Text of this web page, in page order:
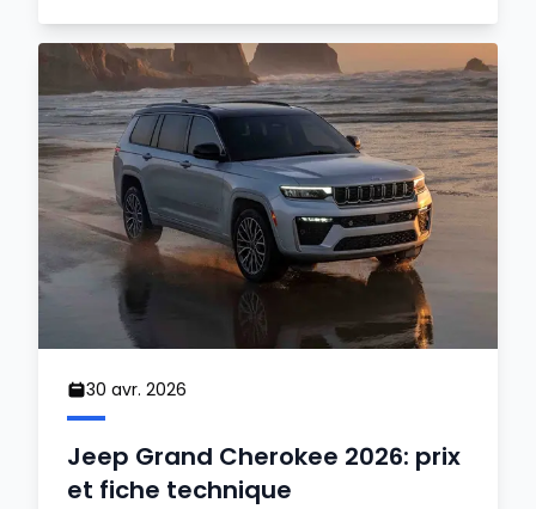
30 avr. 2026
Jeep Grand Cherokee 2026: prix
et fiche technique